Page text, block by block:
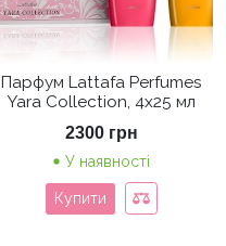
Парфум Lattafa Perfumes
Yara Collection, 4х25 мл
2300 грн
У наявності
Купити